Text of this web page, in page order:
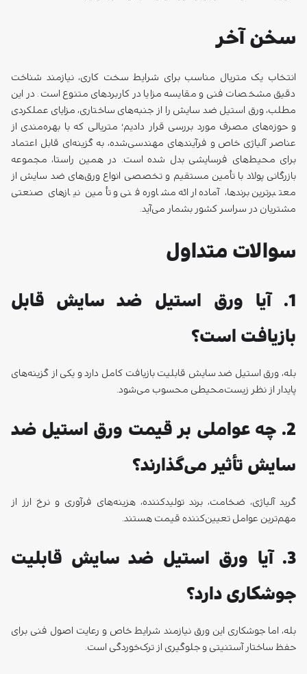
و حوزه‌های مصرف مورد بررسی قرار دادیم؛ متریالی که با بهره‌مندی از
برای محیط‌های فرسایشی بدل شده است. در همین راستا، مجموعه
بازرگانی پولاد با تأمین مستقیم و تخصصی انواع ورق‌های ضد سایش از
معتبرترین برندها، آماده ارائه مشاوره فنی و تأمین نیازهای صنعتی
مشتریان در سراسر کشور بشمار می‌آید.
سوالات متداول
1. آیا ورق استیل ضد سایش قابل
بازیافت است؟
پایدار از نظر زیست‌محیطی محسوب می‌شود.
2. چه عواملی بر قیمت ورق استیل ضد
سایش تأثیر می‌گذارند؟
مهم‌ترین عوامل تعیین‌کننده قیمت هستند.
3. آیا ورق استیل ضد سایش قابلیت
جوشکاری دارد؟
حفظ ساختار آستنیتی و جلوگیری از ترک‌خوردگی است.
4. آیا ورق استیل ضد سایش خاصیت
ضد خوردگی هم دارد؟